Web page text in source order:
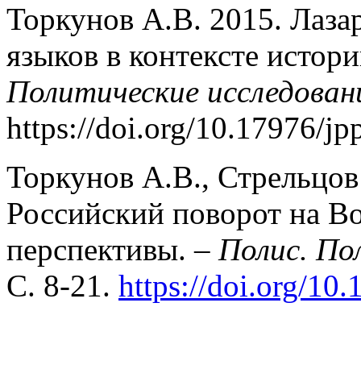
Торкунов А.В. 2015.
языков в контексте
Политические
https://doi.org/10.17976/
Торкунов А.В.,
Российский поворот на
перспективы. – Полис.
С. 8-21. https://doi.org/